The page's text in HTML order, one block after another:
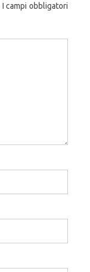
I campi obbligatori